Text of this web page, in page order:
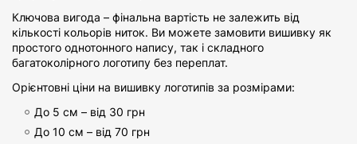
Ключова вигода – фінальна вартість не залежить від
кількості кольорів ниток. Ви можете замовити вишивку як
простого однотонного напису, так і складного
багатоколірного логотипу без переплат.
Орієнтовні ціни на вишивку логотипів за розмірами:
До 5 см – від 30 грн
До 10 см – від 70 грн